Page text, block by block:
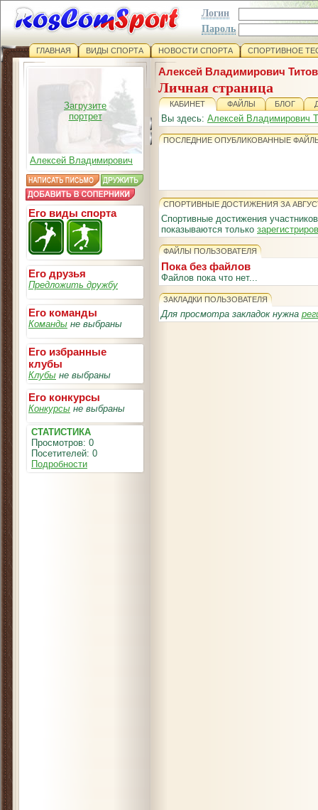
Логин
Пароль
ГЛАВНАЯ ВИДЫ СПОРТА НОВОСТИ СПОРТА СПОРТИВНОЕ
Загрузите
портрет
Алексей Владимирович
Его виды спорта
Его друзья
Предложить дружбу
Его команды
Команды не выбраны
Его избранные
клубы
Клубы не выбраны
Его конкурсы
Конкурсы не выбраны
СТАТИСТИКА
Просмотров: 0
Посетителей: 0
Подробности
Алексей Владимирович Титов
Личная страница
КАБИНЕТ ФАЙЛЫ БЛОГ
Вы здесь: Алексей Владимирович
ПОСЛЕДНИЕ ОПУБЛИКОВАННЫЕ
СПОРТИВНЫЕ ДОСТИЖЕНИЯ ЗА
Спортивные достижения
показываются только
ФАЙЛЫ ПОЛЬЗОВАТЕЛЯ
Пока без файлов
Файлов пока что нет...
ЗАКЛАДКИ ПОЛЬЗОВАТЕЛЯ
Для просмотра закладок нужна